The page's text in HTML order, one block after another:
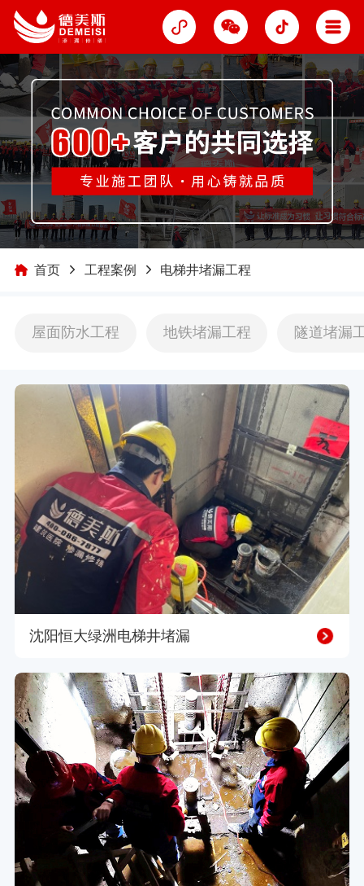
首页 工程案例 电梯井堵漏工程
屋面防水工程 地铁堵漏工程 隧道堵漏
沈阳恒大绿洲电梯井堵漏